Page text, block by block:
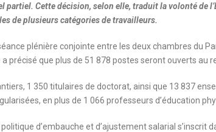
partiel. Cette décision, selon elle, traduit la volonté de
de plusieurs catégories de travailleurs.
plénière conjointe entre les deux chambres du
précisé que plus de 51 878 postes seront ouverts au
1 350 titulaires de doctorat, ainsi que 13 837
en plus de 1 066 professeurs d’éducation
d’embauche et d’ajustement salarial s’inscrit